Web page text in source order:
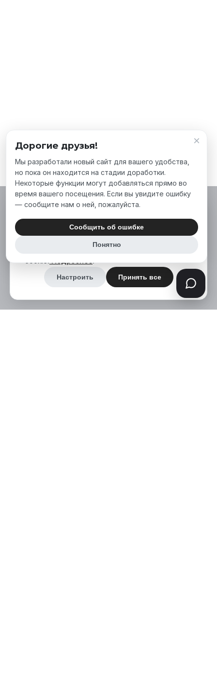
наш сайт лучше для вас. Нажимая «Принять
все», вы соглашаетесь на использование нами
аналитических и маркетинговых файлов
cookie.Подробнее.
Настроить Принять все
×
Дорогие друзья!
Мы разработали новый сайт для вашего удобства,
но пока он находится на стадии доработки.
Некоторые функции могут добавляться прямо во
время вашего посещения. Если вы увидите ошибку
— сообщите нам о ней, пожалуйста.
Понятно
Сообщить об ошибке